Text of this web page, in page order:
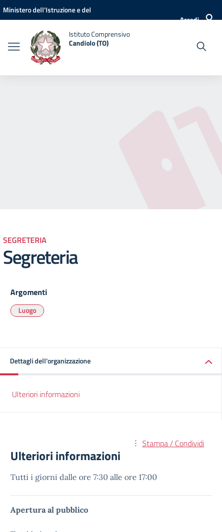
Vai ai contenuti
Vai al menu di navigazione
Vai al footer
Ministero dell'Istruzione e del
Accedi
Istituto Comprensivo
Candiolo (TO)
SEGRETERIA
Segreteria
Argomenti
Luogo
Dettagli dell'organizzazione
Ulteriori informazioni
Stampa / Condividi
Ulteriori informazioni
Tutti i giorni dalle ore 7:30 alle ore 17:00
Apertura al pubblico